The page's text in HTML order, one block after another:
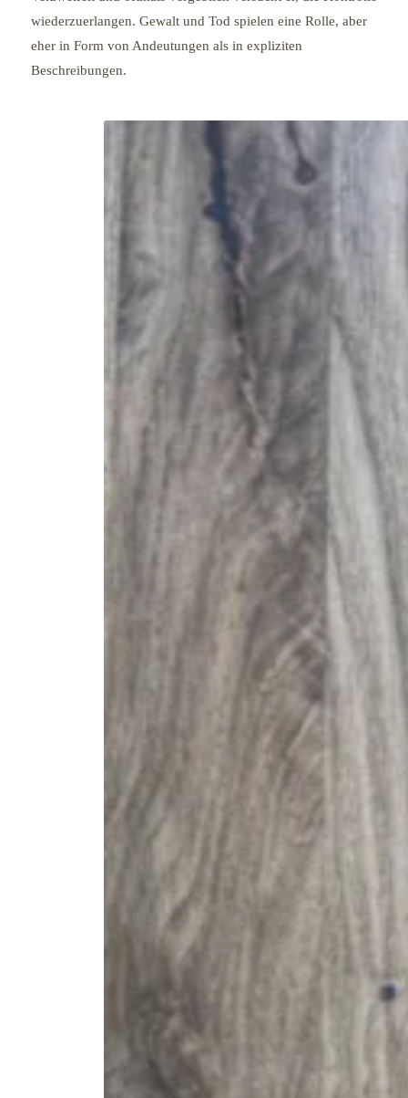
wiederzuerlangen. Gewalt und Tod spielen eine Rolle, aber
eher in Form von Andeutungen als in expliziten
Beschreibungen.